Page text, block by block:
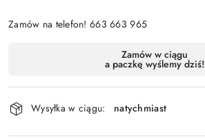
Zamów na telefon! 663 663 965
Wyślij
dostawa
Zamów w ciągu
a paczkę wyślemy dziś!
Wysyłka w ciągu: natychmiast